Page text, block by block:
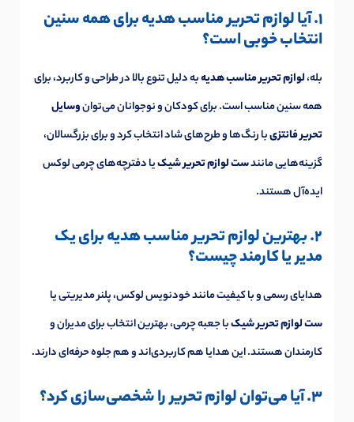
1. آیا لوازم تحریر مناسب هدیه برای همه سنین
انتخاب خوبی است؟
بله،لوازم تحریر مناسب هدیهبه دلیل تنوع بالا در طراحی و کاربرد، برای
همه سنین مناسب است. برای کودکان و نوجوانان می‌توانوسایل
تحریر فانتزیبا رنگ‌ها و طرح‌های شاد انتخاب کرد و برای بزرگسالان،
گزینه‌هایی مانندست لوازم تحریر شیکیا دفترچه‌های چرمی لوکس
ایده‌آل هستند.
2. بهترین لوازم تحریر مناسب هدیه برای یک
مدیر یا کارمند چیست؟
هدایای رسمی و با کیفیت مانند خودنویس لوکس، پلنر مدیریتی یا
ست لوازم تحریر شیکبا جعبه چرمی، بهترین انتخاب برای مدیران و
کارمندان هستند. این هدایا هم کاربردی‌اند و هم جلوه حرفه‌ای دارند.
3. آیا می‌توان لوازم تحریر را شخصی‌سازی کرد؟